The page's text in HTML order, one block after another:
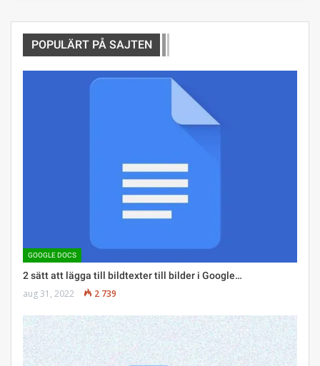
POPULÄRT PÅ SAJTEN
GOOGLE DOCS
2 sätt att lägga till bildtexter till bilder i Google…
aug 31, 2022 2 739